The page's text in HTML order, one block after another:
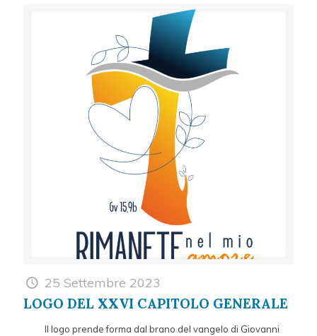
25 Settembre 2023
LOGO DEL XXVI CAPITOLO GENERALE
Il logo prende forma dal brano del vangelo di Giovanni